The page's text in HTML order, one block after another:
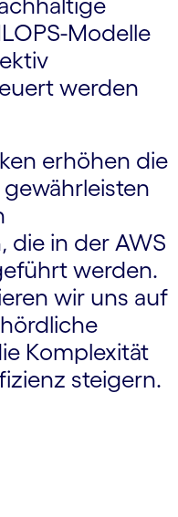
Modelle
werden
erhöhen die
die in der AWS
werden.
wir uns auf
Komplexität
steigern.